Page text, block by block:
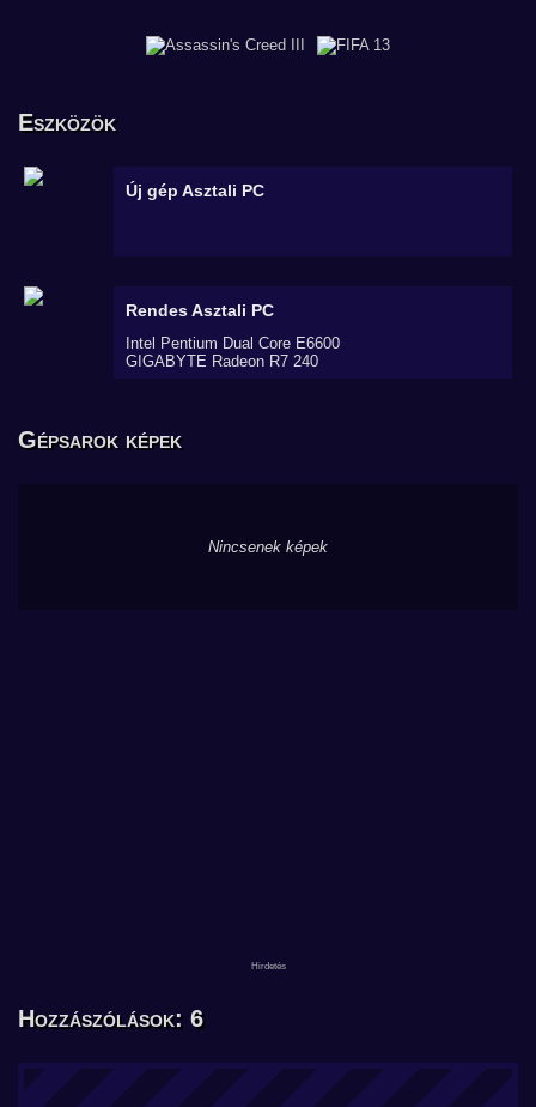
Eszközök
Új gép Asztali PC
RendesAsztali PC
Intel Pentium Dual Core E6600
GIGABYTE Radeon R7 240
Gépsarok képek
Nincsenek képek
Hozzászólások: 6